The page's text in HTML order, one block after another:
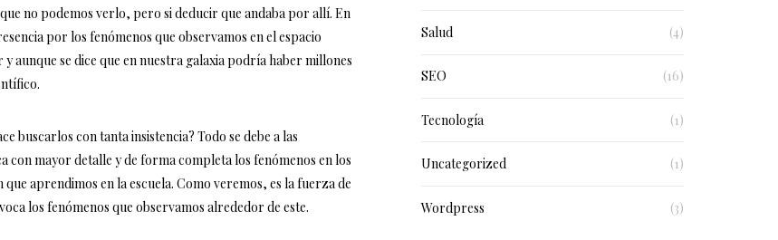
no podemos verlo, pero si deducir que andaba por allí. En
por los fenómenos que observamos en el espacio
aunque se dice que en nuestra galaxia podría haber millones
buscarlos con tanta insistencia? Todo se debe a las
con mayor detalle y de forma completa los fenómenos en los
aprendimos en la escuela. Como veremos, es la fuerza de
los fenómenos que observamos alrededor de este.
Salud (4)
SEO (16)
Tecnología (1)
Uncategorized (1)
Wordpress (3)